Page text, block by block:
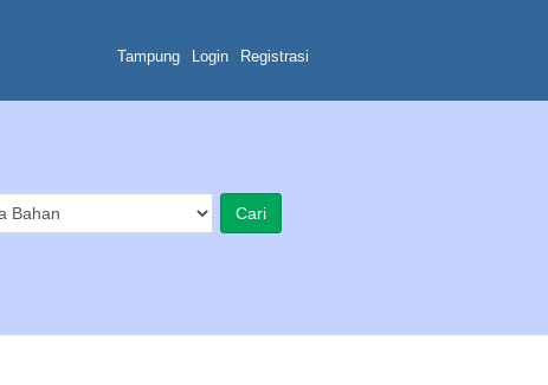
Tampung Login Registrasi